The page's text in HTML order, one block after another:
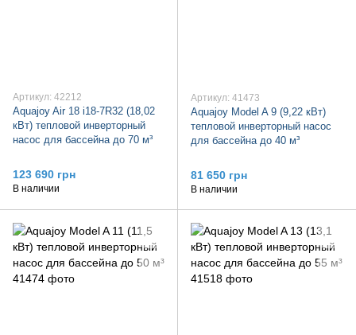
Артикул: 42212
Aquajoy Air 18 i18-7R32 (18,02
кВт) тепловой инверторный
насос для бассейна до 70 м³
123 690 грн
В наличии
Артикул: 41473
Aquajoy Model A 9 (9,22 кВт)
тепловой инверторный насос
для бассейна до 40 м³
81 650 грн
В наличии